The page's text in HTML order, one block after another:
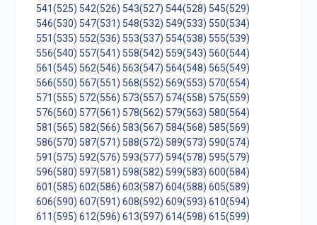
541(525) 542(526) 543(527) 544(528) 545(529)
546(530) 547(531) 548(532) 549(533) 550(534)
551(535) 552(536) 553(537) 554(538) 555(539)
556(540) 557(541) 558(542) 559(543) 560(544)
561(545) 562(546) 563(547) 564(548) 565(549)
566(550) 567(551) 568(552) 569(553) 570(554)
571(555) 572(556) 573(557) 574(558) 575(559)
576(560) 577(561) 578(562) 579(563) 580(564)
581(565) 582(566) 583(567) 584(568) 585(569)
586(570) 587(571) 588(572) 589(573) 590(574)
591(575) 592(576) 593(577) 594(578) 595(579)
596(580) 597(581) 598(582) 599(583) 600(584)
601(585) 602(586) 603(587) 604(588) 605(589)
606(590) 607(591) 608(592) 609(593) 610(594)
611(595) 612(596) 613(597) 614(598) 615(599)